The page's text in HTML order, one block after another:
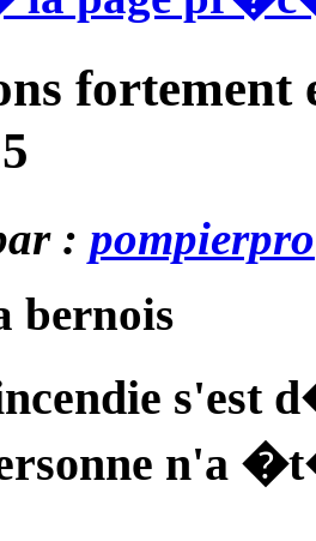
: pompierpro
bernois
n'a